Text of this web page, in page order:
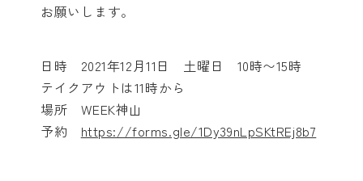
お願いします。
日時 2021年12月11日 土曜日 10時〜15時
テイクアウトは11時から
場所 WEEK神山
予約 https://forms.gle/1Dy39nLpSKtREj8b7